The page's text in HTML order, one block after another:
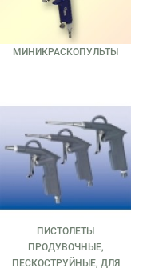
МИНИКРАСКОПУЛЬТЫ
ПИСТОЛЕТЫ
ПРОДУВОЧНЫЕ,
ПЕСКОСТРУЙНЫЕ, ДЛЯ